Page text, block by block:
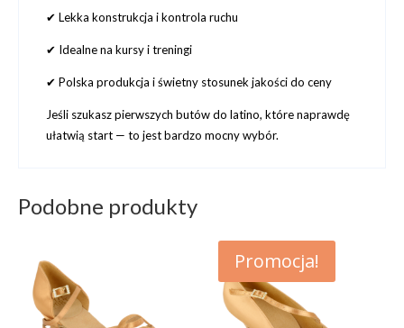
✔ Lekka konstrukcja i kontrola ruchu
✔ Idealne na kursy i treningi
✔ Polska produkcja i świetny stosunek jakości do ceny
Jeśli szukasz pierwszych butów do latino, które naprawdę
ułatwią start — to jest bardzo mocny wybór.
Podobne produkty
Promocja!